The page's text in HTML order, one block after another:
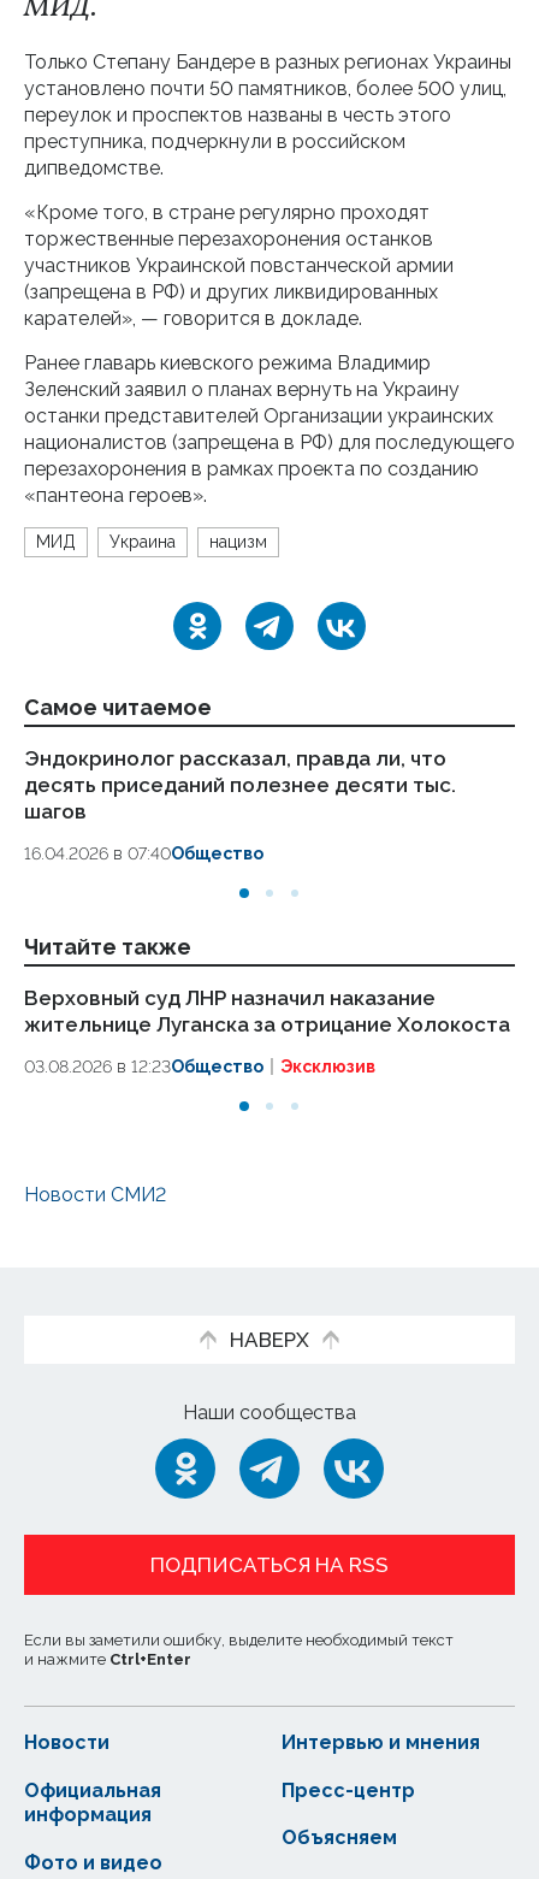
МИД.
Только Степану Бандере в разных регионах Украины
установлено почти 50 памятников, более 500 улиц,
переулок и проспектов названы в честь этого
преступника, подчеркнули в российском
дипведомстве.
«Кроме того, в стране регулярно проходят
торжественные перезахоронения останков
участников Украинской повстанческой армии
(запрещена в РФ) и других ликвидированных
карателей», — говорится в докладе.
Ранее главарь киевского режима Владимир
Зеленский заявил о планах вернуть на Украину
останки представителей Организации украинских
националистов (запрещена в РФ) для последующего
перезахоронения в рамках проекта по созданию
«пантеона героев».
МИД Украина нацизм
Самое читаемое
Эндокринолог рассказал, правда ли, что
десять приседаний полезнее десяти тыс.
шагов
16.04.2026 в 07:40Общество
Читайте также
Верховный суд ЛНР назначил наказание
жительнице Луганска за отрицание Холокоста
03.08.2026 в 12:23Общество Эксклюзив
Новости СМИ2
НАВЕРХ
Наши сообщества
ПОДПИСАТЬСЯ НА RSS
Если вы заметили ошибку, выделите необходимый текст
и нажмите Ctrl+Enter
Новости
Официальная
информация
Интервью и мнения
Фото и видео
Пресс-центр
Объясняем